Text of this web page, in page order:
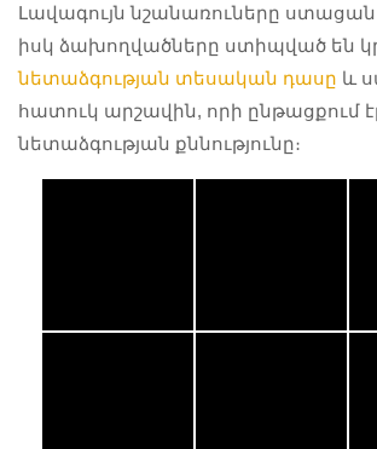
Լավագույն նշանառուները ստացան
իսկ ձախողվածները ստիպված են
նետաձգության տեսական դասը և
հատուկ արշավին, որի ընթացքում
նետաձգության քննությունը։